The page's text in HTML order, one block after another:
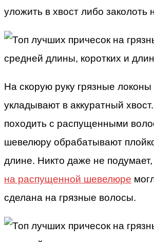
уложить в хвост либо заколоть
На скорую руку грязные локоны
укладывают в аккуратный
походить с распущенными
шевелюру обрабатывают
длине. Никто даже не подумает,
на распущенной шевелюре
сделана на грязные волосы.